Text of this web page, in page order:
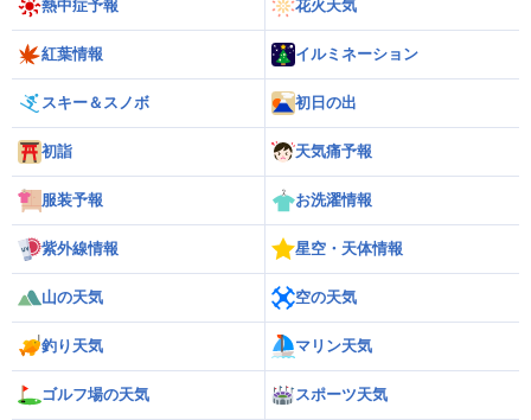
熱中症予報 花火天気
紅葉情報 イルミネーション
スキー＆スノボ 初日の出
初詣 天気痛予報
服装予報 お洗濯情報
紫外線情報 星空・天体情報
山の天気 空の天気
釣り天気 マリン天気
ゴルフ場の天気 スポーツ天気